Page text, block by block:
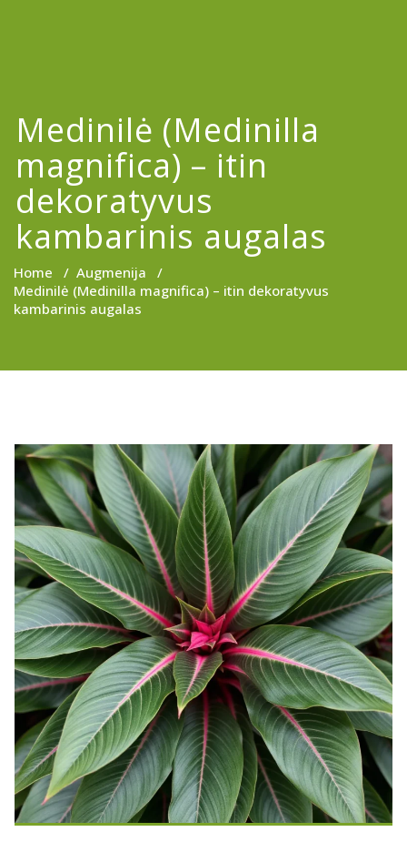
Medinilė (Medinilla
magnifica) – itin
dekoratyvus
kambarinis augalas
Home / Augmenija /
Medinilė (Medinilla magnifica) – itin dekoratyvus
kambarinis augalas